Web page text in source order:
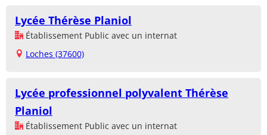
Lycée Thérèse Planiol
Établissement Public avec un internat
Loches (37600)
Lycée professionnel polyvalent Thérèse
Planiol
Établissement Public avec un internat